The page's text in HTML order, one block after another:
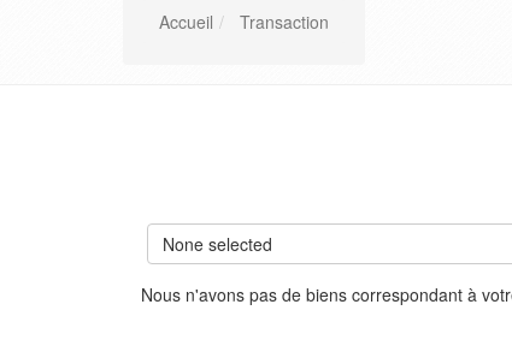
Accueil Transaction
None selected
Nous n'avons pas de biens correspondant à